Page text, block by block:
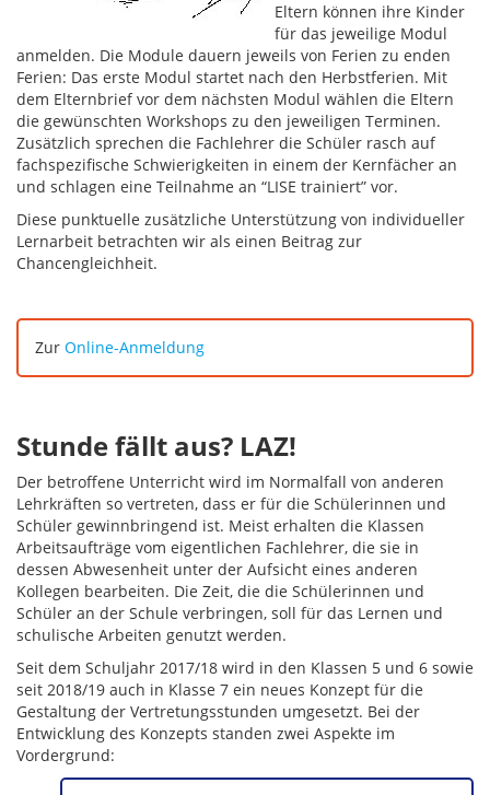
Eltern können ihre Kinder
für das jeweilige Modul
anmelden. Die Module dauern jeweils von Ferien zu enden
Ferien: Das erste Modul startet nach den Herbstferien. Mit
dem Elternbrief vor dem nächsten Modul wählen die Eltern
die gewünschten Workshops zu den jeweiligen Terminen.
Zusätzlich sprechen die Fachlehrer die Schüler rasch auf
fachspezifische Schwierigkeiten in einem der Kernfächer an
und schlagen eine Teilnahme an “LISE trainiert” vor.
Diese punktuelle zusätzliche Unterstützung von individueller
Lernarbeit betrachten wir als einen Beitrag zur
Chancengleichheit.
Zur Online-Anmeldung
Stunde fällt aus? LAZ!
Der betroffene Unterricht wird im Normalfall von anderen
Lehrkräften so vertreten, dass er für die Schülerinnen und
Schüler gewinnbringend ist. Meist erhalten die Klassen
Arbeitsaufträge vom eigentlichen Fachlehrer, die sie in
dessen Abwesenheit unter der Aufsicht eines anderen
Kollegen bearbeiten. Die Zeit, die die Schülerinnen und
Schüler an der Schule verbringen, soll für das Lernen und
schulische Arbeiten genutzt werden.
Seit dem Schuljahr 2017/18 wird in den Klassen 5 und 6 sowie
seit 2018/19 auch in Klasse 7 ein neues Konzept für die
Gestaltung der Vertretungsstunden umgesetzt. Bei der
Entwicklung des Konzepts standen zwei Aspekte im
Vordergrund: